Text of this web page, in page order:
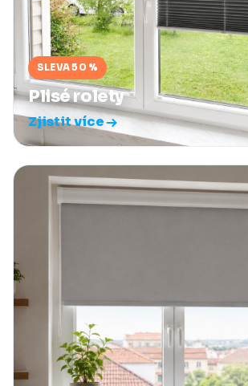
SLEVA 50 %
Plisé rolety
Zjistit více